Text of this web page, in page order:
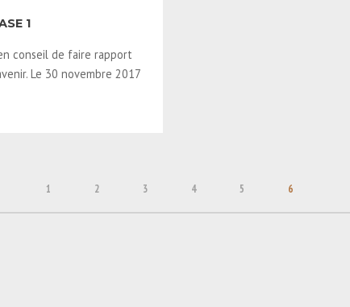
1
conseil de faire rapport
Le 30 novembre 2017
1 2 3 4 5 6